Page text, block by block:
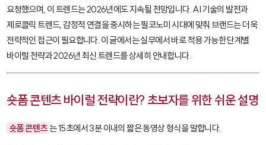
요청했으며, 이 트렌드는 2026년에도 지속될 전망입니다. AI 기술의 발전과
제로클릭 트렌드, 감정적 연결을 중시하는 필코노미 시대에 맞춰 브랜드는 더욱
전략적인 접근이 필요합니다. 이 글에서는 실무에서 바로 적용 가능한 단계별
바이럴 전략과 2026년 최신 트렌드를 상세히 안내합니다.
숏폼 콘텐츠 바이럴 전략이란? 초보자를 위한 쉬운 설명
숏폼 콘텐츠 는 15초에서 3분 이내의 짧은 동영상 형식을 말합니다.